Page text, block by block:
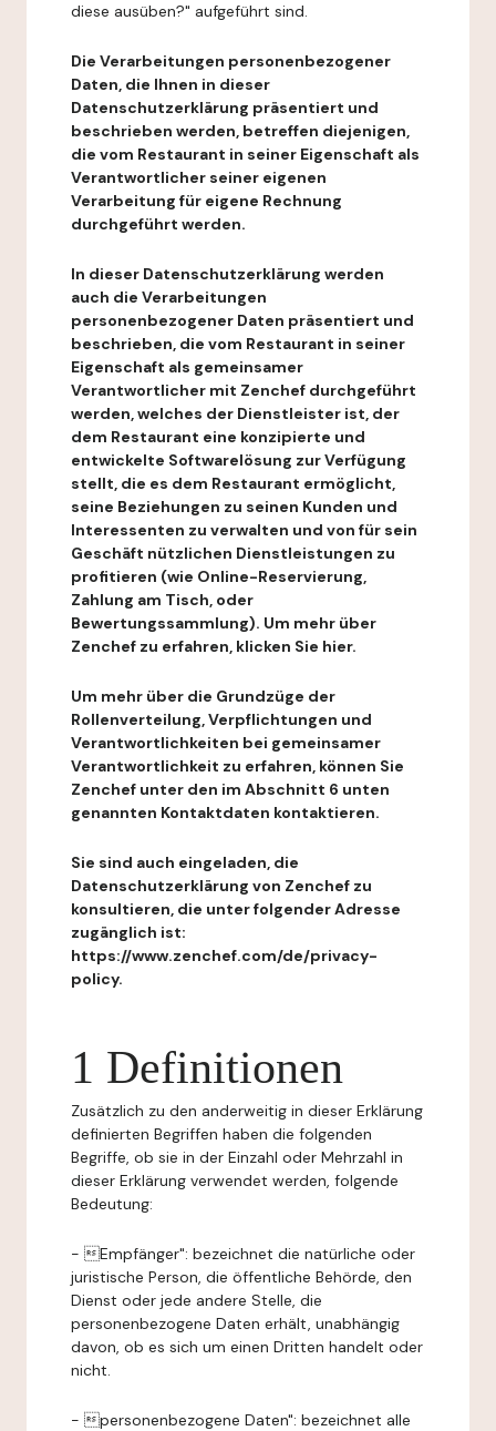
diese ausüben?" aufgeführt sind.
Die Verarbeitungen personenbezogener
Daten, die Ihnen in dieser
Datenschutzerklärung präsentiert und
beschrieben werden, betreffen diejenigen,
die vom Restaurant in seiner Eigenschaft als
Verantwortlicher seiner eigenen
Verarbeitung für eigene Rechnung
durchgeführt werden.
In dieser Datenschutzerklärung werden
auch die Verarbeitungen
personenbezogener Daten präsentiert und
beschrieben, die vom Restaurant in seiner
Eigenschaft als gemeinsamer
Verantwortlicher mit Zenchef durchgeführt
werden, welches der Dienstleister ist, der
dem Restaurant eine konzipierte und
entwickelte Softwarelösung zur Verfügung
stellt, die es dem Restaurant ermöglicht,
seine Beziehungen zu seinen Kunden und
Interessenten zu verwalten und von für sein
Geschäft nützlichen Dienstleistungen zu
profitieren (wie Online-Reservierung,
Zahlung am Tisch, oder
Bewertungssammlung). Um mehr über
Zenchef zu erfahren, klicken Sie hier.
Um mehr über die Grundzüge der
Rollenverteilung, Verpflichtungen und
Verantwortlichkeiten bei gemeinsamer
Verantwortlichkeit zu erfahren, können Sie
Zenchef unter den im Abschnitt 6 unten
genannten Kontaktdaten kontaktieren.
Sie sind auch eingeladen, die
Datenschutzerklärung von Zenchef zu
konsultieren, die unter folgender Adresse
zugänglich ist:
https://www.zenchef.com/de/privacy-
policy.
1 Definitionen
Zusätzlich zu den anderweitig in dieser Erklärung
definierten Begriffen haben die folgenden
Begriffe, ob sie in der Einzahl oder Mehrzahl in
dieser Erklärung verwendet werden, folgende
Bedeutung:
- Empfänger": bezeichnet die natürliche oder
juristische Person, die öffentliche Behörde, den
Dienst oder jede andere Stelle, die
personenbezogene Daten erhält, unabhängig
davon, ob es sich um einen Dritten handelt oder
nicht.
- personenbezogene Daten": bezeichnet alle